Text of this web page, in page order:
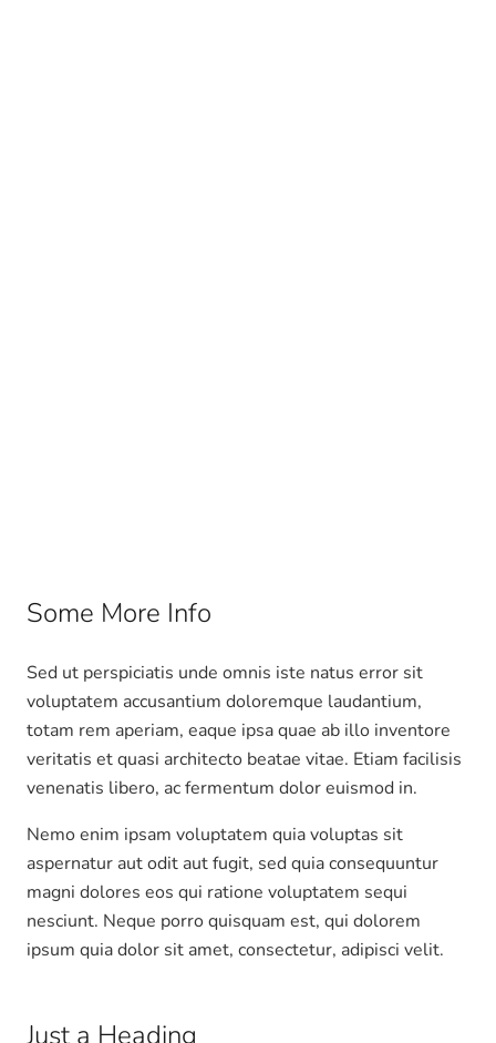
Some More Info
Sed ut perspiciatis unde omnis iste natus error sit
voluptatem accusantium doloremque laudantium,
totam rem aperiam, eaque ipsa quae ab illo inventore
veritatis et quasi architecto beatae vitae. Etiam facilisis
venenatis libero, ac fermentum dolor euismod in.
Nemo enim ipsam voluptatem quia voluptas sit
aspernatur aut odit aut fugit, sed quia consequuntur
magni dolores eos qui ratione voluptatem sequi
nesciunt. Neque porro quisquam est, qui dolorem
ipsum quia dolor sit amet, consectetur, adipisci velit.
Just a Heading